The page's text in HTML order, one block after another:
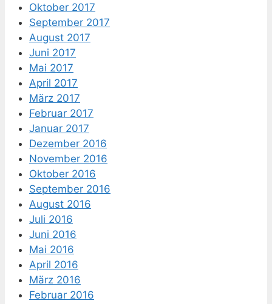
Oktober 2017
September 2017
August 2017
Juni 2017
Mai 2017
April 2017
März 2017
Februar 2017
Januar 2017
Dezember 2016
November 2016
Oktober 2016
September 2016
August 2016
Juli 2016
Juni 2016
Mai 2016
April 2016
März 2016
Februar 2016